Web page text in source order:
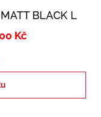
BLACK L
Kč